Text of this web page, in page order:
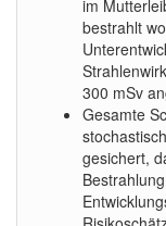
im
bestrahlt
300 mSv
Gesamte
gesichert,